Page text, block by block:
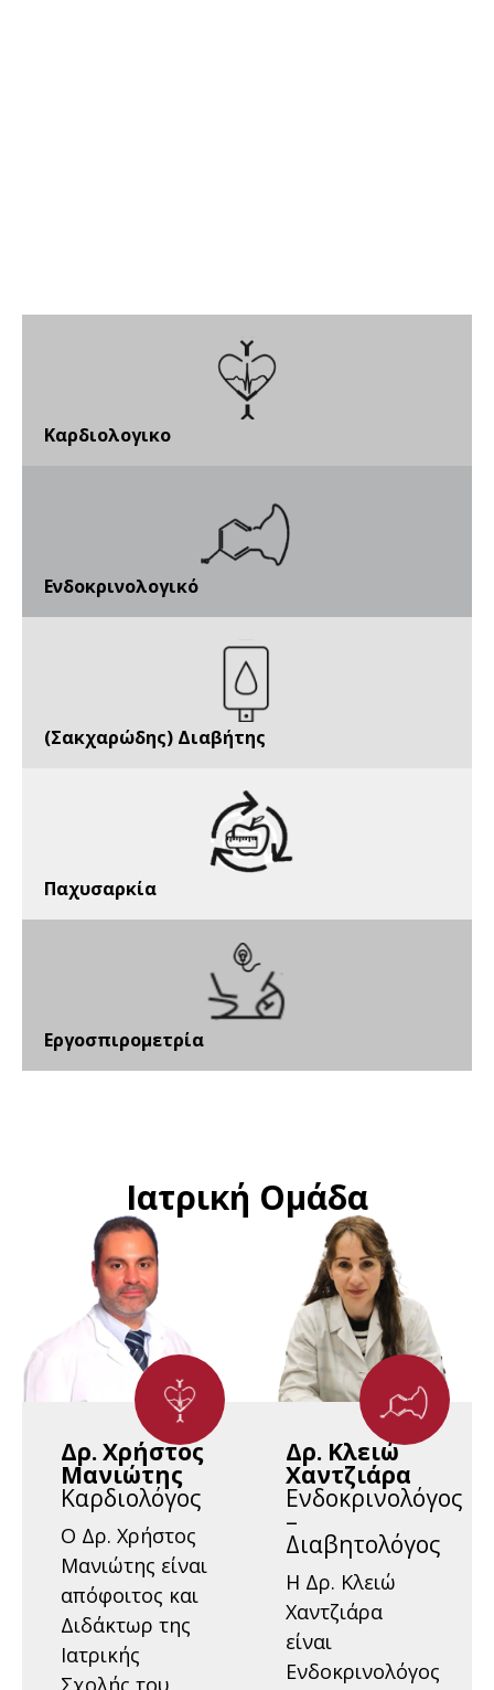
Καρδιολογικο
Ενδοκρινολογικό
(Σακχαρώδης) Διαβήτης
Παχυσαρκία
Εργοσπιρομετρία
Ιατρική Ομάδα
Δρ. Χρήστος
Μανιώτης
Καρδιολόγος
Ο Δρ. Χρήστος
Μανιώτης είναι
απόφοιτος και
Διδάκτωρ της
Ιατρικής
Δρ. Κλειώ
Χαντζιάρα
Ενδοκρινολόγος
–
Διαβητολόγος
Η Δρ. Κλειώ
Χαντζιάρα
είναι
Ενδοκρινολόγος